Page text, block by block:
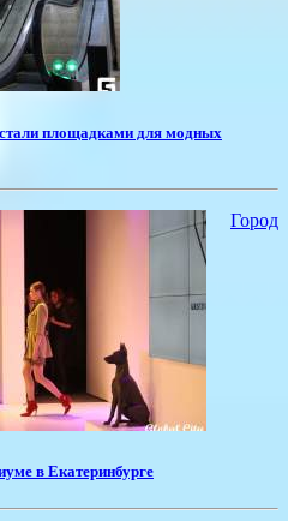
площадками для модных
Город
в Екатеринбурге